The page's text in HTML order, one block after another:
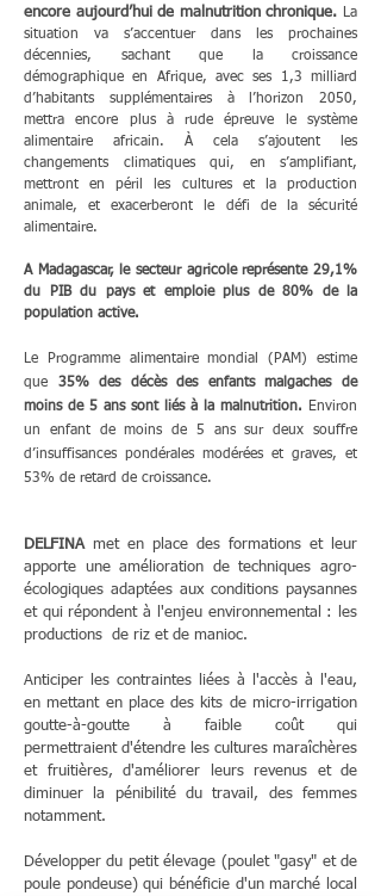
encore aujourd’huide malnutrition chronique. La
situation va s’accentuer dans les prochaines
décennies, sachant que la croissance
démographique en Afrique, avec ses 1,3 milliard
d’habitants supplémentaires à l’horizon 2050,
mettra encore plus à rude épreuve le système
alimentaire africain. À cela s’ajoutent les
changements climatiques qui, en s’amplifiant,
mettront en péril les cultures et la production
animale, et exacerberont le défi de la sécurité
alimentaire.​
A Madagascar, le secteur agricole représente 29,1%
du PIB du pays et emploie plus de 80% de la
population active.
Le Programme alimentaire mondial (PAM) estime
que
35% des décès des enfants malgaches de
moins de 5 ans sont liés à la malnutrition.
Environ
un enfant de moins de 5 ans sur deux souffre
d’insuffisances pondérales modérées et graves, et
53% de retard de croissance.
DELFINA met en place des formations et leur
apporte une amélioration de techniques agro-
écologiques adaptées aux conditions paysannes
et qui répondent à l'enjeu environnemental : les
productions de riz et de manioc.
Anticiper les contraintes liées à l'accès à l'eau,
en mettant en place des kits de micro-irrigation
goutte-à-goutte à faible coût qui
permettraient d'étendre les cultures maraîchères
et fruitières, d'améliorer leurs revenus et de
diminuer la pénibilité du travail, des femmes
notamment.
Développer du petit élevage (poulet "gasy" et de
poule pondeuse) qui bénéficie d'un marché local